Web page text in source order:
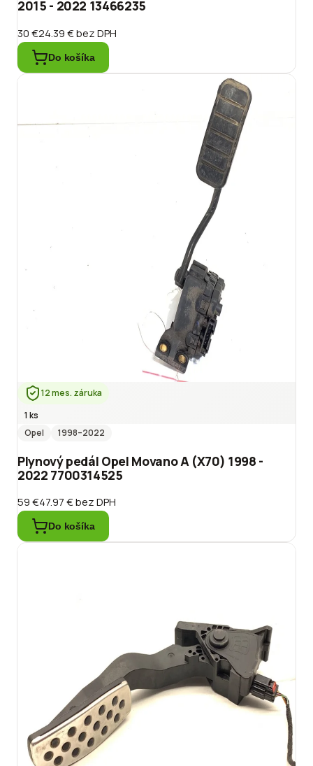
2015 - 2022 13466235
30 €24.39 €bez DPH
Do košíka
12 mes. záruka
1 ks
Opel
1998–2022
Plynový pedál Opel Movano A (X70) 1998 -
2022 7700314525
59 €47.97 €bez DPH
Do košíka